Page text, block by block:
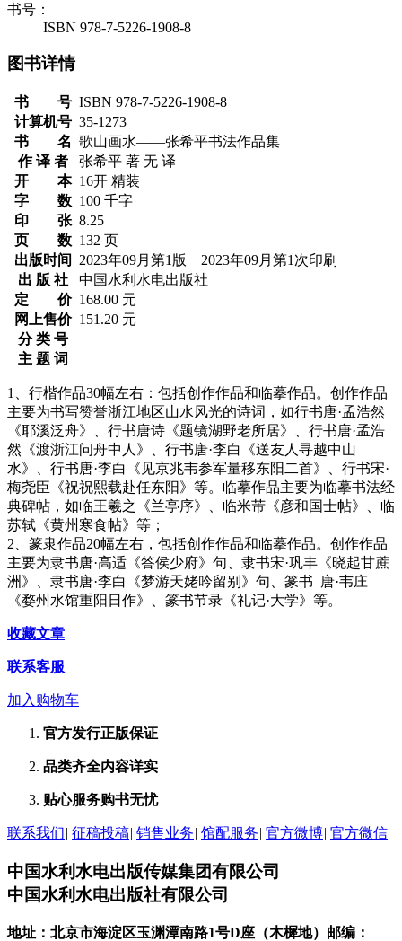
书号：
ISBN 978-7-5226-1908-8
图书详情
书 号 ISBN 978-7-5226-1908-8
计算机号 35-1273
书 名 歌山画水——张希平书法作品集
作 译 者
张希平 著 无 译
开 本 16开 精装
字 数 100 千字
印 张 8.25
页 数 132 页
出版时间
2023年09月第1版 2023年09月第1次印刷
出 版 社
中国水利水电出版社
定 价 168.00 元
网上售价 151.20 元
分 类 号
主 题 词
1、行楷作品30幅左右：包括创作作品和临摹作品。创作作品
主要为书写赞誉浙江地区山水风光的诗词，如行书唐·孟浩然
《耶溪泛舟》、行书唐诗《题镜湖野老所居》、行书唐·孟浩
然《渡浙江问舟中人》、行书唐·李白《送友人寻越中山
水》、行书唐·李白《见京兆韦参军量移东阳二首》、行书宋·
梅尧臣《祝祝熙载赴任东阳》等。临摹作品主要为临摹书法经
典碑帖，如临王羲之《兰亭序》、临米芾《彦和国士帖》、临
苏轼《黄州寒食帖》等；
2、篆隶作品20幅左右，包括创作作品和临摹作品。创作作品
主要为隶书唐·高适《答侯少府》句、隶书宋·巩丰《晓起甘蔗
洲》、隶书唐·李白《梦游天姥吟留别》句、篆书 唐·韦庄
《婺州水馆重阳日作》、篆书节录《礼记·大学》等。
收藏文章
联系客服
加入购物车
官方发行正版保证
品类齐全内容详实
贴心服务购书无忧
联系我们| 征稿投稿| 销售业务| 馆配服务| 官方微博| 官方微信
中国水利水电出版传媒集团有限公司
中国水利水电出版社有限公司
地址：北京市海淀区玉渊潭南路1号D座（木樨地） 邮编：